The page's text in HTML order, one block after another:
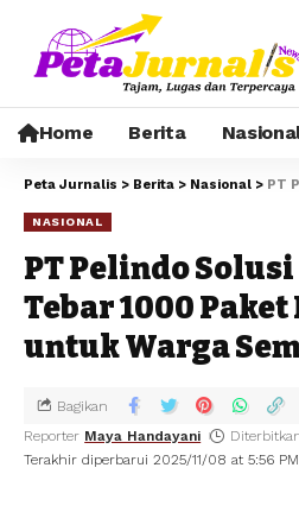
Home Berita
Peta Jurnalis > Berita > Nasional > PT
NASIONAL
PT Pelindo
Tebar 1000
untuk Warga
Terakhir diperbarui 2025/11/08 at 5:56 PM
Reporter Maya Handayani
Bagikan